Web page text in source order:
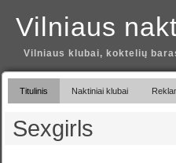
Vilniaus
Vilniaus klubai, koktelių
Titulinis Naktiniai klubai
Sexgirls